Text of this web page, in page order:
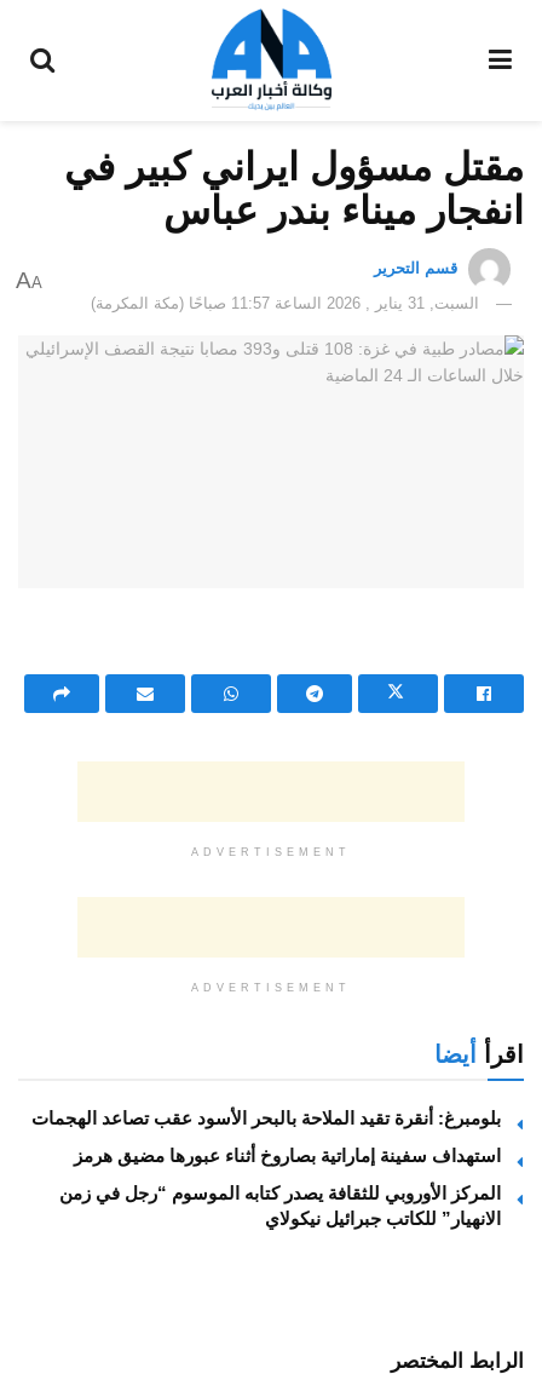
مقتل مسؤول ايراني كبير في
انفجار ميناء بندر عباس
قسم التحرير
السبت, 31 يناير , 2026 الساعة 11:57 صباحًا (مكة المكرمة)
A
A
ADVERTISEMENT
ADVERTISEMENT
اقرأ أيضا
بلومبرغ: أنقرة تقيد الملاحة بالبحر الأسود عقب تصاعد الهجمات
استهداف سفينة إماراتية بصاروخ أثناء عبورها مضيق هرمز
المركز الأوروبي للثقافة يصدر كتابه الموسوم “رجل في زمن
الانهيار” للكاتب جبرائيل نيكولاي
الرابط المختصر